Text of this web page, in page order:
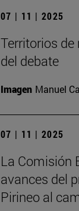
07 | 11 | 2025
Territorios
del debate
Imagen Manuel
07 | 11 | 2025
La Comisión
avances del
Pirineo al